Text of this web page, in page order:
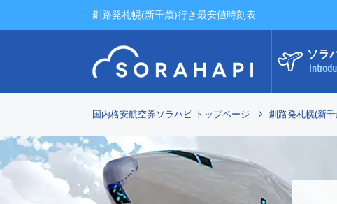
釧路発札幌(新千歳)行き最安値時刻表
ソラ
国内格安航空券ソラハピ トップページ 釧路発札幌(新